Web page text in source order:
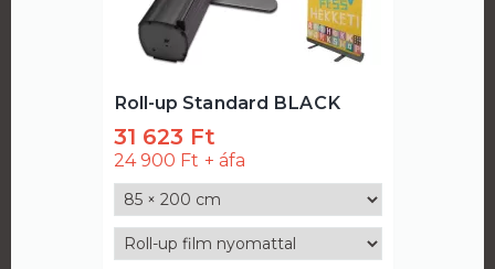
Roll-up Standard BLACK
31 623 Ft
24 900 Ft